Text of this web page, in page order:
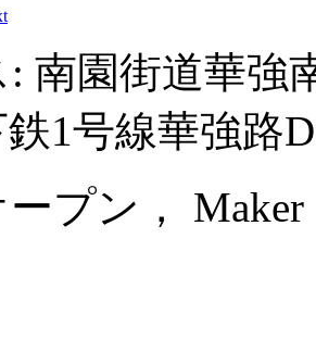
南園街道華強
鉄1号線華強路
プン， Maker